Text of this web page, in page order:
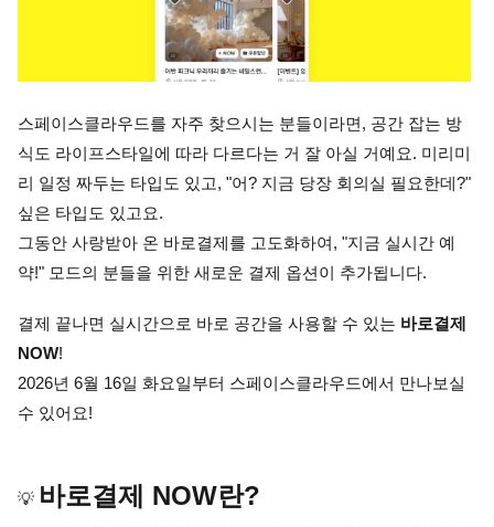
스페이스클라우드를 자주 찾으시는 분들이라면, 공간 잡는 방
식도 라이프스타일에 따라 다르다는 거 잘 아실 거예요. 미리미
리 일정 짜두는 타입도 있고, "어? 지금 당장 회의실 필요한데?"
싶은 타입도 있고요.
그동안 사랑받아 온 바로결제를 고도화하여, "지금 실시간 예
약!" 모드의 분들을 위한 새로운 결제 옵션이 추가됩니다.
결제 끝나면 실시간으로 바로 공간을 사용할 수 있는 바로결제
NOW!
2026년 6월 16일 화요일부터 스페이스클라우드에서 만나보실
수 있어요!
💡 바로결제 NOW란?